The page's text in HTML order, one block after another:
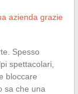
azienda grazie
Spesso
spettacolari,
bloccare
sa che una